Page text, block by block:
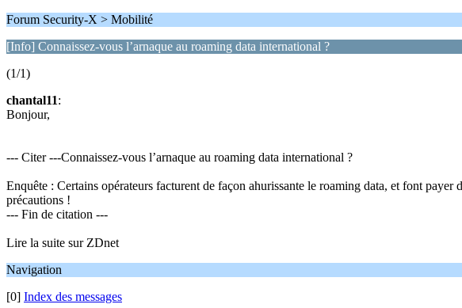
Forum Security-X > Mobilité
[Info] Connaissez-vous l’arnaque au roaming data international ?
(1/1)
chantal11:
Bonjour,
--- Citer ---Connaissez-vous l’arnaque au roaming data international ?
Enquête : Certains opérateurs facturent de façon ahurissante le roaming data, et font
précautions !
--- Fin de citation ---
Lire la suite sur ZDnet
Navigation
[0] Index des messages